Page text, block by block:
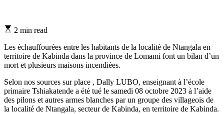
Estimated
time
2 min read
Les échauffourées entre les habitants de la localité de Ntangala en
territoire de Kabinda dans la province de Lomami font un bilan d’un
mort et plusieurs maisons incendiées.
Selon nos sources sur place , Dally LUBO, enseignant à l’école
primaire Tshiakatende a été tué le samedi 08 octobre 2023 à l’aide
des pilons et autres armes blanches par un groupe des villageois de
la localité de Ntangala, secteur de Kabinda, en territoire de Kabinda.